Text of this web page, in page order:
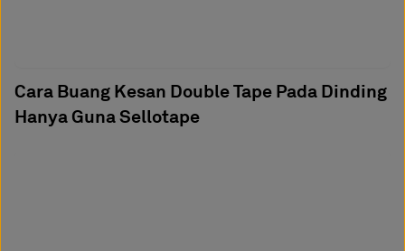
Cara Buang Kesan Double Tape Pada Dinding
Hanya Guna Sellotape